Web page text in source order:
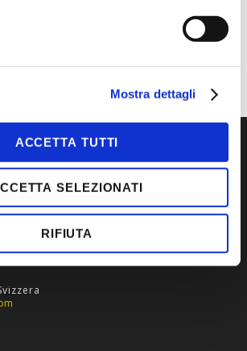
Mostra dettagli
ACCETTA TUTTI
SELEZIONATI
RIFIUTA